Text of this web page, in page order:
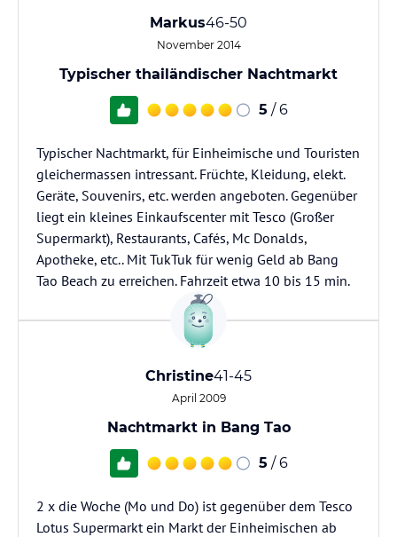
Markus46-50
November 2014
Typischer thailändischer Nachtmarkt
5 / 6
Typischer Nachtmarkt, für Einheimische und Touristen
gleichermassen intressant. Früchte, Kleidung, elekt.
Geräte, Souvenirs, etc. werden angeboten. Gegenüber
liegt ein kleines Einkaufscenter mit Tesco (Großer
Supermarkt), Restaurants, Cafés, Mc Donalds,
Apotheke, etc.. Mit TukTuk für wenig Geld ab Bang
Tao Beach zu erreichen. Fahrzeit etwa 10 bis 15 min.
Christine41-45
April 2009
Nachtmarkt in Bang Tao
5 / 6
2 x die Woche (Mo und Do) ist gegenüber dem Tesco
Lotus Supermarkt ein Markt der Einheimischen ab